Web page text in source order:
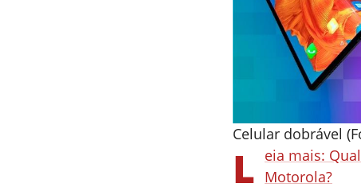
Celular dobrável
L eia mais:
Motorola?